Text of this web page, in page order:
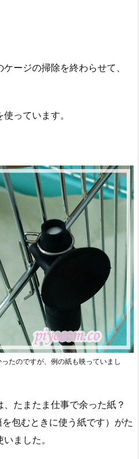
ージの掃除を終わらせて、
っています。
たのですが、例の紙も映っていまし
たまたま仕事で余った紙？
包むときに使う紙です）がた
ました。